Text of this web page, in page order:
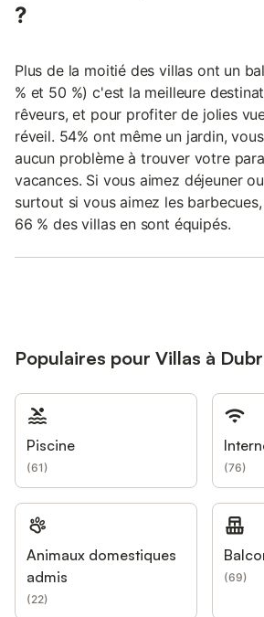
?
Plus de la moitié des villas ont un
% et 50 %) c'est la meilleure
rêveurs, et pour profiter de jolies
réveil. 54% ont même un jardin,
aucun problème à trouver votre
vacances. Si vous aimez déjeuner
surtout si vous aimez les
66 % des villas en sont équipés.
Populaires pour Villas à
Piscine
(61) (76)
Animaux domestiques
admis
(22)
(69)